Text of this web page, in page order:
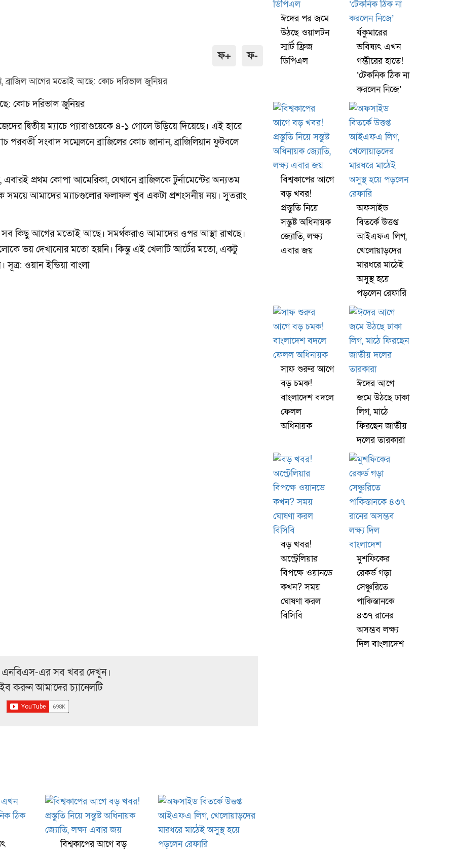
ফ+ ফ-
কোচ দরিভাল জুনিয়র
দ্বিতীয় ম্যাচে প্যারাগুয়েকে ৪-১ গোলে উড়িয়ে দিয়েছে। এই হারে
পরবর্তী সংবাদ সম্মেলনে ব্রাজিলের কোচ জানান, ব্রাজিলিয়ান ফুটবলে
প্রথম কোপা আমেরিকা, যেখানে ব্রাজিলকে টুর্নামেন্টের অন্যতম
সময়ে আমাদের ম্যাচগুলোর ফলাফল খুব একটা প্রশংসনীয় নয়। সুতরাং
সব কিছু আগের মতোই আছে। সমর্থকরাও আমাদের ওপর আস্থা রাখছে।
ভয় দেখানোর মতো হয়নি। কিন্তু এই খেলাটি আর্টের মতো, একটু
ওয়ান ইন্ডিয়া বাংলা
এনবিএস-এর সব খবর দেখুন।
করুন আমাদের চ্যানেলটি
বিশ্বকাপের আগে বড়
ঈদের পর জমে
উঠছে ওয়ালটন
স্মার্ট ফ্রিজ
ডিপিএল
র্যকুমারের
ভবিষ্যৎ এখন
গম্ভীরের হাতে!
‘টেকনিক ঠিক না
করলেন নিজে’
বিশ্বকাপের আগে
বড় খবর!
প্রস্তুতি নিয়ে
সন্তুষ্ট অধিনায়ক
জ্যোতি, লক্ষ্য
এবার জয়
অফসাইড
বিতর্কে উত্তপ্ত
আইএফএ লিগ,
খেলোয়াড়দের
মারধরে মাঠেই
অসুস্থ হয়ে
পড়লেন রেফারি
সাফ শুরুর আগে
বড় চমক!
বাংলাদেশ বদলে
ফেলল
অধিনায়ক
ঈদের আগে
জমে উঠছে ঢাকা
লিগ, মাঠে
ফিরছেন জাতীয়
দলের তারকারা
বড় খবর!
অস্ট্রেলিয়ার
বিপক্ষে ওয়ানডে
কখন? সময়
ঘোষণা করল
বিসিবি
মুশফিকের
রেকর্ড গড়া
সেঞ্চুরিতে
পাকিস্তানকে
৪৩৭ রানের
অসম্ভব লক্ষ্য
দিল বাংলাদেশ